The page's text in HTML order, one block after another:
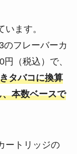
ます。
のフレーバーカ
（税込）で、
タバコに換算
本数ベースで
ートリッジの